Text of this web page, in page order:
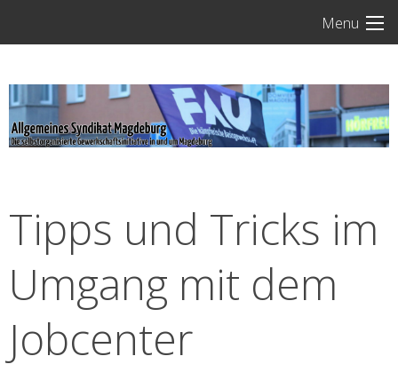
Menu
Tipps und Tricks im
Umgang mit dem
Jobcenter